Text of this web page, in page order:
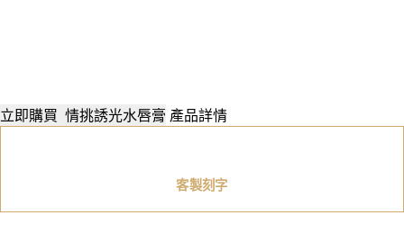
立即購買 情挑誘光水唇膏 產品詳情
客製刻字